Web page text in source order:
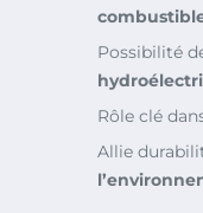
Possibilité
Rôle clé
Allie